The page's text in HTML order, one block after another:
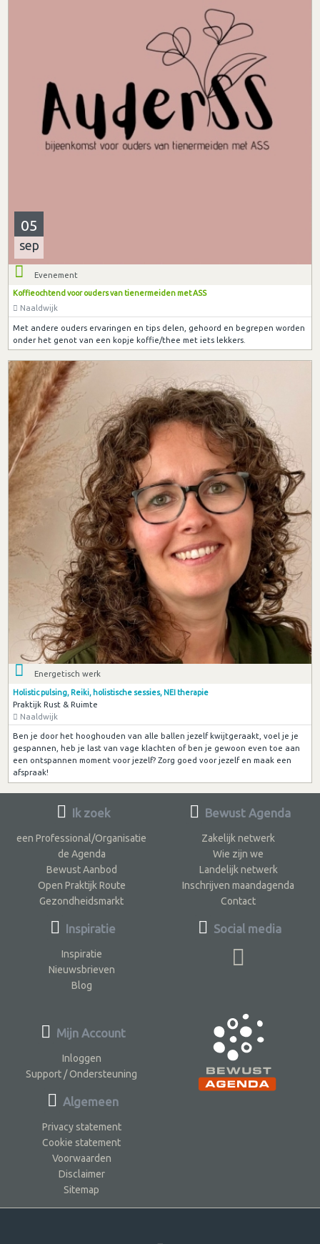
05
sep
Evenement
Koffieochtend voor ouders van tienermeiden met ASS
Naaldwijk
Met andere ouders ervaringen en tips delen, gehoord en begrepen worden
onder het genot van een kopje koffie/thee met iets lekkers.
Energetisch werk
Holistic pulsing, Reiki, holistische sessies, NEI therapie
Praktijk Rust & Ruimte
Naaldwijk
Ben je door het hooghouden van alle ballen jezelf kwijtgeraakt, voel je je
gespannen, heb je last van vage klachten of ben je gewoon even toe aan
een ontspannen moment voor jezelf? Zorg goed voor jezelf en maak een
afspraak!
Ik zoek
een Professional/Organisatie
de Agenda
Bewust Aanbod
Open Praktijk Route
Gezondheidsmarkt
Inspiratie
Inspiratie
Nieuwsbrieven
Blog
Bewust Agenda
Zakelijk netwerk
Wie zijn we
Landelijk netwerk
Inschrijven maandagenda
Contact
Social media
Mijn Account
Inloggen
Support / Ondersteuning
Algemeen
Privacy statement
Cookie statement
Voorwaarden
Disclaimer
Sitemap